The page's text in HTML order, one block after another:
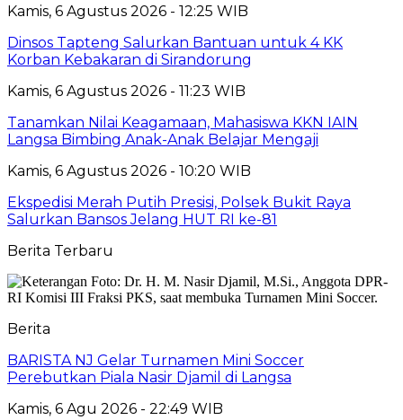
Kamis, 6 Agustus 2026 - 12:25 WIB
Dinsos Tapteng Salurkan Bantuan untuk 4 KK
Korban Kebakaran di Sirandorung
Kamis, 6 Agustus 2026 - 11:23 WIB
Tanamkan Nilai Keagamaan, Mahasiswa KKN IAIN
Langsa Bimbing Anak-Anak Belajar Mengaji
Kamis, 6 Agustus 2026 - 10:20 WIB
Ekspedisi Merah Putih Presisi, Polsek Bukit Raya
Salurkan Bansos Jelang HUT RI ke-81
Berita Terbaru
Berita
BARISTA NJ Gelar Turnamen Mini Soccer
Perebutkan Piala Nasir Djamil di Langsa
Kamis, 6 Agu 2026 - 22:49 WIB